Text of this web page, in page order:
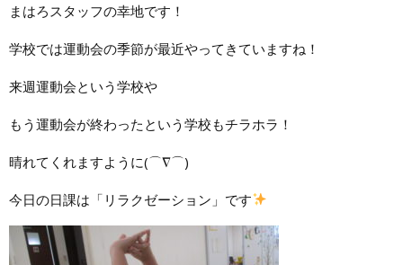
まはろスタッフの幸地です！
学校では運動会の季節が最近やってきていますね！
来週運動会という学校や
もう運動会が終わったという学校もチラホラ！
晴れてくれますように(⌒∇⌒)
今日の日課は「リラクゼーション」です